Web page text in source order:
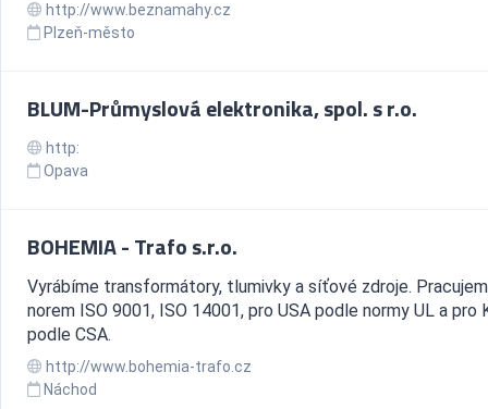
http://www.beznamahy.cz
Plzeň-město
BLUM-Průmyslová elektronika, spol. s r.o.
http:
Opava
BOHEMIA - Trafo s.r.o.
Vyrábíme transformátory, tlumivky a síťové zdroje.
norem ISO 9001, ISO 14001, pro USA podle normy UL a pro
podle CSA.
http://www.bohemia-trafo.cz
Náchod